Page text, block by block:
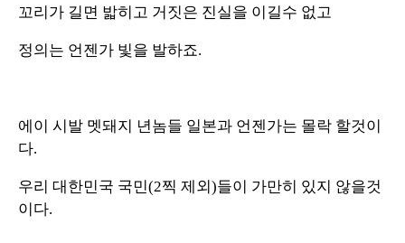
꼬리가 길면 밟히고 거짓은 진실을 이길수 없고
정의는 언젠가 빛을 발하죠.
에이 시발 멧돼지 년놈들 일본과 언젠가는 몰락 할것이
다.
우리 대한민국 국민(2찍 제외)들이 가만히 있지 않을것
이다.